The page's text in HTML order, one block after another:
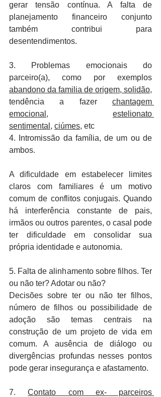
gerar tensão contínua. A falta de
planejamento financeiro conjunto
também contribui para
desentendimentos.
3. Problemas emocionais do
abandono da familia de origem, solidão,
tendência a fazer chantagem
emocional , estelionato
sentimental , ciúmes, etc
4. Intromissão da família, de um ou de
ambos.
A dificuldade em estabelecer limites
claros com familiares é um motivo
comum de conflitos conjugais. Quando
há interferência constante de pais,
irmãos ou outros parentes, o casal pode
ter dificuldade em consolidar sua
própria identidade e autonomia.
5. Falta de alinhamento sobre filhos. Ter
ou não ter? Adotar ou não?
Decisões sobre ter ou não ter filhos,
número de filhos ou possibilidade de
adoção são temas centrais na
construção de um projeto de vida em
comum. A ausência de diálogo ou
divergências profundas nesses pontos
pode gerar insegurança e afastamento.
7. Contato com ex- parceiros